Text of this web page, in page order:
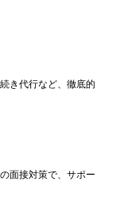
き代行など、徹底的
面接対策で、サポー